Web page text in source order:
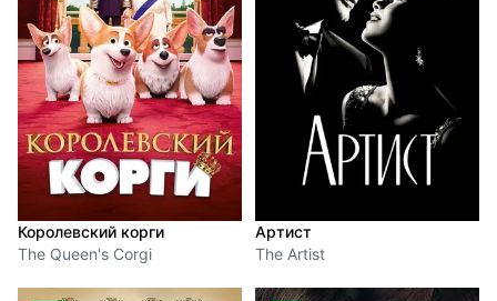
Королевский корги
The Queen's Corgi
Артист
The Artist